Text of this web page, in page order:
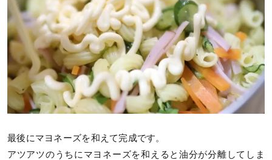
最後にマヨネーズを和えて完成です。
アツアツのうちにマヨネーズを和えると油分が分離してしま